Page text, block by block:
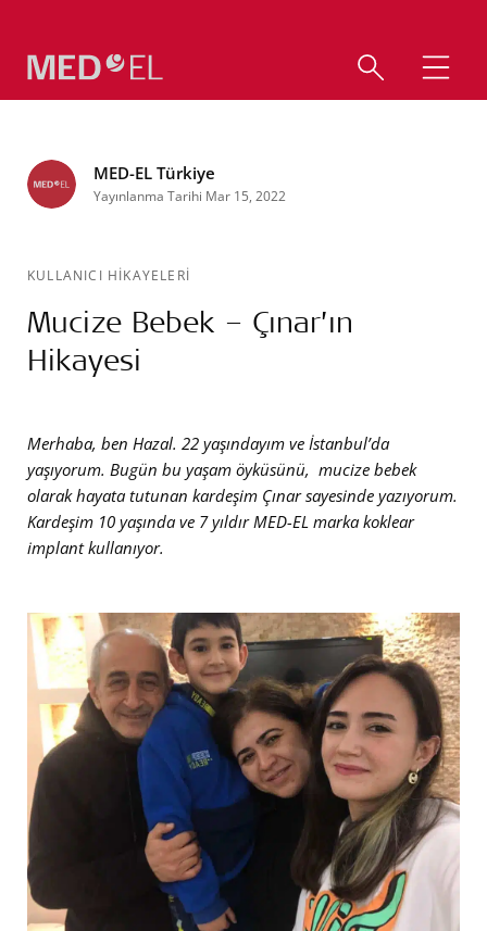
MED-EL Türkiye
Yayınlanma Tarihi Mar 15, 2022
KULLANICI HİKAYELERİ
Mucize Bebek – Çınar’ın
Hikayesi
Merhaba, ben Hazal. 22 yaşındayım ve İstanbul’da
yaşıyorum. Bugün bu yaşam öyküsünü, mucize bebek
olarak hayata tutunan kardeşim Çınar sayesinde yazıyorum.
Kardeşim 10 yaşında ve 7 yıldır MED-EL marka koklear
implant kullanıyor.